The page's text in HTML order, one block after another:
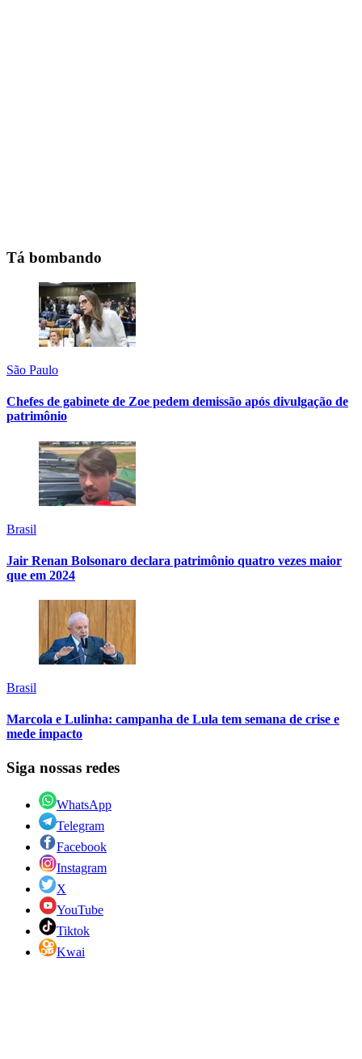
Tá bombando
São Paulo
Chefes de gabinete de Zoe pedem demissão após divulgação de
patrimônio
Brasil
Jair Renan Bolsonaro declara patrimônio quatro vezes maior
que em 2024
Brasil
Marcola e Lulinha: campanha de Lula tem semana de crise e
mede impacto
Siga nossas redes
WhatsApp
Telegram
Facebook
Instagram
X
YouTube
Tiktok
Kwai